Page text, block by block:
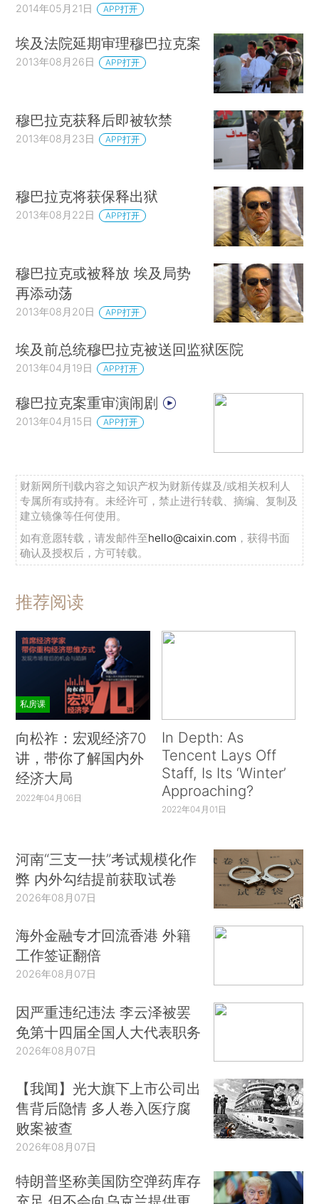
2014年05月21日 APP打开
埃及法院延期审理穆巴拉克案
2013年08月26日 APP打开
穆巴拉克获释后即被软禁
2013年08月23日 APP打开
穆巴拉克将获保释出狱
2013年08月22日 APP打开
穆巴拉克或被释放 埃及局势
再添动荡
2013年08月20日 APP打开
埃及前总统穆巴拉克被送回监狱医院
2013年04月19日 APP打开
穆巴拉克案重审演闹剧
2013年04月15日 APP打开
财新网所刊载内容之知识产权为财新传媒及/或相关权利人
专属所有或持有。未经许可，禁止进行转载、摘编、复制及
建立镜像等任何使用。
如有意愿转载，请发邮件至hello@caixin.com ，获得书面
确认及授权后，方可转载。
推荐阅读
私房课
向松祚：宏观经济70
讲，带你了解国内外
经济大局
2022年04月06日
In Depth: As
Tencent Lays Off
Staff, Is Its ‘Winter’
Approaching?
2022年04月01日
河南“三支一扶”考试规模化作
弊 内外勾结提前获取试卷
2026年08月07日
海外金融专才回流香港 外籍
工作签证翻倍
2026年08月07日
因严重违纪违法 李云泽被罢
免第十四届全国人大代表职务
2026年08月07日
【我闻】光大旗下上市公司出
售背后隐情 多人卷入医疗腐
败案被查
2026年08月07日
特朗普坚称美国防空弹药库存